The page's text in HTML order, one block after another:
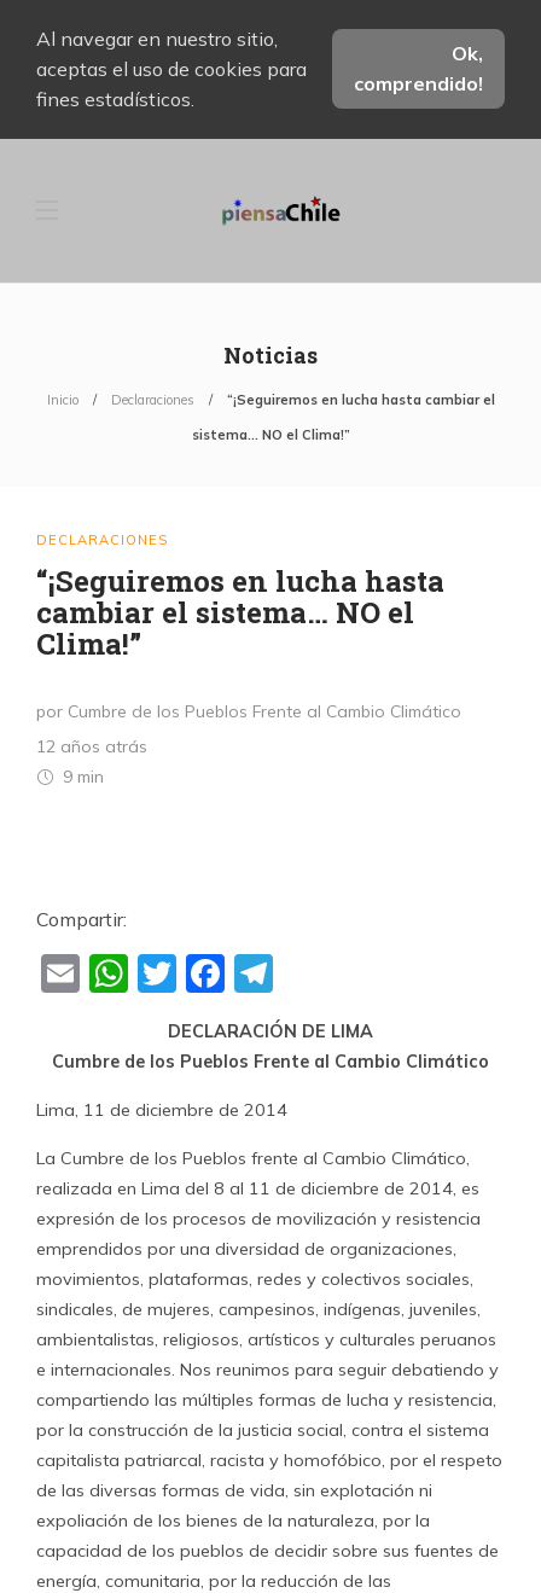
Al navegar en nuestro sitio,
aceptas el uso de cookies para
fines estadísticos.
Ok,
comprendido!
Noticias
Inicio Declaraciones “¡Seguiremos en lucha hasta cambiar el
sistema… NO el Clima!”
DECLARACIONES
“¡Seguiremos en lucha hasta
cambiar el sistema… NO el
Clima!”
por Cumbre de los Pueblos Frente al Cambio Climático
12 años atrás
9 min
Compartir:
EmailWhatsApp
TwitterFacebook
DECLARACIÓN DE LIMA
Cumbre de los Pueblos Frente al Cambio Climático
Lima, 11 de diciembre de 2014
La Cumbre de los Pueblos frente al Cambio Climático,
realizada en Lima del 8 al 11 de diciembre de 2014, es
expresión de los procesos de movilización y resistencia
emprendidos por una diversidad de organizaciones,
movimientos, plataformas, redes y colectivos sociales,
sindicales, de mujeres, campesinos, indígenas, juveniles,
ambientalistas, religiosos, artísticos y culturales peruanos
e internacionales. Nos reunimos para seguir debatiendo y
compartiendo las múltiples formas de lucha y resistencia,
por la construcción de la justicia social, contra el sistema
capitalista patriarcal, racista y homofóbico, por el respeto
de las diversas formas de vida, sin explotación ni
expoliación de los bienes de la naturaleza, por la
capacidad de los pueblos de decidir sobre sus fuentes de
energía, comunitaria, por la reducción de las